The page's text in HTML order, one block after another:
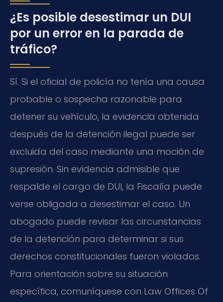
¿Es posible desestimar un DUI
por un error en la parada de
tráfico?
Sí. Si el oficial de policía no tenía una causa
probable o sospecha razonable para
detener su vehículo, la evidencia obtenida
después de la detención ilegal puede ser
excluida del caso mediante una moción de
supresión. Sin evidencia admisible que
respalde el cargo de DUI, la Fiscalía puede
verse obligada a desestimar el caso. Un
abogado puede revisar las circunstancias
de la detención para determinar si sus
derechos constitucionales fueron violados.
Para orientación sobre su situación
específica, comuníquese con Law Offices Of